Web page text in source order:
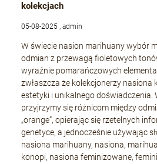
kolekcjach
05-08-2025 , admin
W świecie nasion marihuany wybór
odmian z przewagą fioletowych
wyraźnie pomarańczowych
zwłaszcza że kolekcjonerzy nasiona
estetyki i unikalnego doświadczenia.
przyjrzymy się różnicom między
„orange”, opierając się rzetelnych
genetyce, a jednocześnie używając
nasiona marihuany, nasiona,
konopi, nasiona feminizowane,